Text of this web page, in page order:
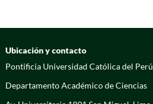
Ubicación y contacto
Pontificia Universidad Católica del Perú
Departamento Académico de Ciencias